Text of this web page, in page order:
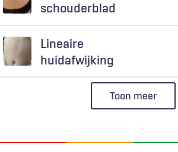
schouderblad
Lineaire
huidafwijking
Toon meer